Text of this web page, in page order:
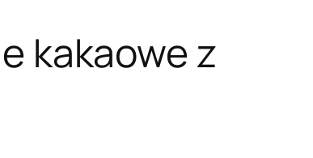
kakaowe z